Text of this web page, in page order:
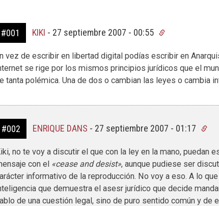
#001 KIKI - 27 septiembre 2007 - 00:55
vez de escribir en libertad digital podías escribir en
se rige por los mismos principios jurídicos que el
tanta polémica. Una de dos o cambian las leyes o cambia
#002 ENRIQUE DANS - 27 septiembre 2007 - 01:17
no te voy a discutir el que con la ley en la mano, puedan
con el «cease and desist», aunque pudiese ser
informativo de la reproducción. No voy a eso. A lo
que demuestra el asesr jurídico que decide
de una cuestión legal, sino de puro sentido común y de